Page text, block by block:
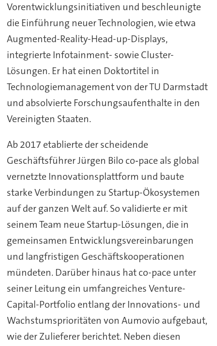
Vorentwicklungsinitiativen und beschleunigte
die Einführung neuer Technologien, wie etwa
Augmented-Reality-Head-up-Displays,
integrierte Infotainment- sowie Cluster-
Lösungen. Er hat einen Doktortitel in
Technologiemanagement von der TU Darmstadt
und absolvierte Forschungsaufenthalte in den
Vereinigten Staaten.
Ab 2017 etablierte der scheidende
Geschäftsführer Jürgen Bilo co‑pace als global
vernetzte Innovationsplattform und baute
starke Verbindungen zu Startup-Ökosystemen
auf der ganzen Welt auf. So validierte er mit
seinem Team neue Startup-Lösungen, die in
gemeinsamen Entwicklungsvereinbarungen
und langfristigen Geschäftskooperationen
mündeten. Darüber hinaus hat co-pace unter
seiner Leitung ein umfangreiches Venture-
Capital-Portfolio entlang der Innovations- und
Wachstumsprioritäten von Aumovio aufgebaut,
wie der Zulieferer berichtet. Neben diesen